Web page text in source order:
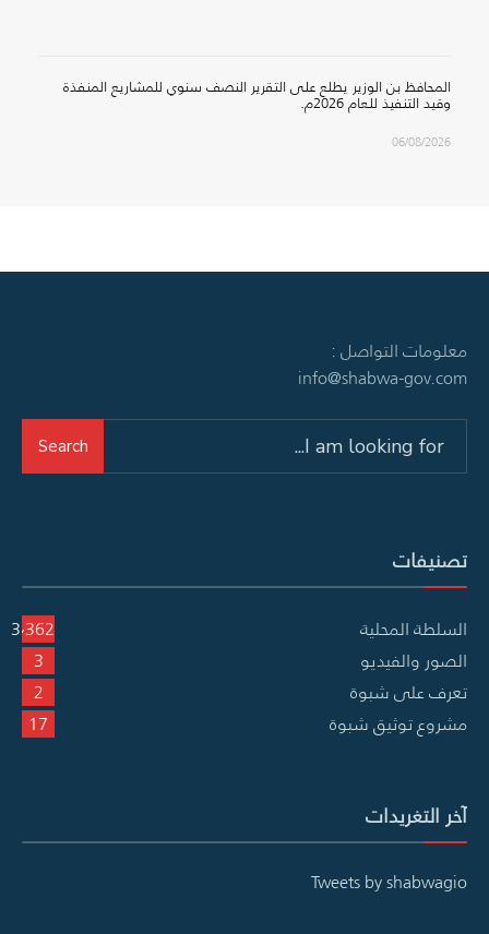
المحافظ بن الوزير يطلع على التقرير النصف سنوي للمشاريع المنفذة
وقيد التنفيذ للعام 2026م.
06/08/2026
معلومات التواصل :
info@shabwa-gov.com
Search
تصنيفات
السلطة المحلية
3٬362
الصور والفيديو
3
تعرف على شبوة
2
مشروع توثيق شبوة
17
آخر التغريدات
Tweets by shabwagio